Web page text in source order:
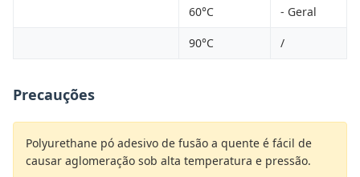
60°C - Geral
90°C /
Precauções
Polyurethane pó adesivo de fusão a quente é fácil de
causar aglomeração sob alta temperatura e pressão.